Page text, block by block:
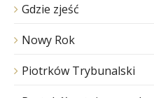
Gdzie zjeść
Nowy Rok
Piotrków Trybunalski